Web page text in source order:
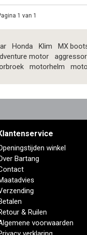
1 van 1
Honda Klim MX
motor aggressor
motorhelm
winkel
Bartang
& Ruilen
voorwaarden